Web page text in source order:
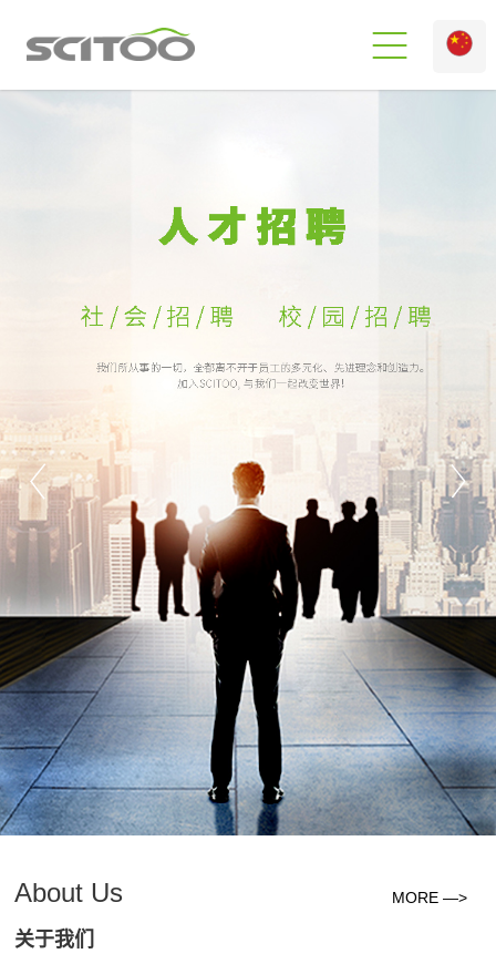
About Us
关于我们
MORE —>